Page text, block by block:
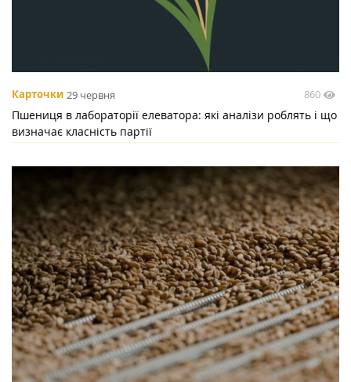
Карточки 29 червня 860
Пшениця в лабораторії елеватора: які аналізи роблять і що
визначає класність партії